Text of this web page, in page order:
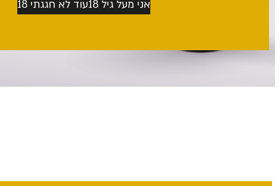
אני מעל גיל 18 עוד לא חגגתי 18